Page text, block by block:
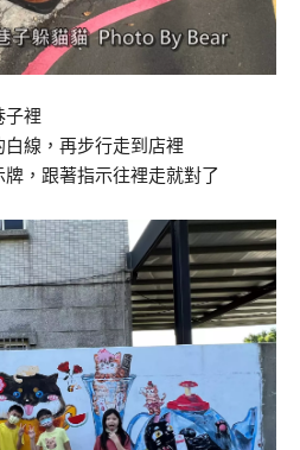
子裡
線，再步行走到店裡
，跟著指示往裡走就對了